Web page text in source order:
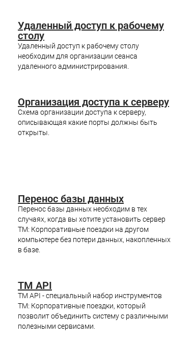
Удаленный доступ к рабочему
столу
Удаленный доступ к рабочему столу
необходим для организации сеанса
удаленного администрирования.
Организация доступа к серверу
Схема организации доступа к серверу,
описывающая какие порты должны быть
открыты.
Перенос базы данных
Перенос базы данных необходим в тех
случаях, когда вы хотите установить сервер
ТМ: Корпоративные поездки на другом
компьютере без потери данных, накопленных
в базе.
TM API
TM API - специальный набор инструментов
ТМ: Корпоративные поездки, который
позволит объединить систему с различными
полезными сервисами.